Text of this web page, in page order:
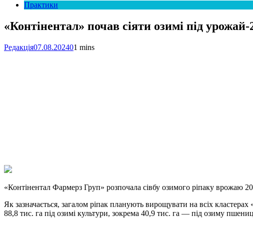
Практики
«Контінентал» почав сіяти озимі під урожай-
Редакція07.08.202401 mins
Link
Print
«Контінентал Фармерз Груп» розпочала сівбу озимого ріпаку врожаю
Як зазначається, загалом ріпак планують вирощувати на всіх
88,8 тис. га під озимі культури, зокрема 40,9 тис. га — під озиму